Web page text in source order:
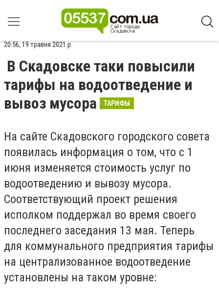
20:56, 19 травня 2021 р.
В Скадовске таки повысили
тарифы на водоотведение и
вывоз мусора
ТАРИФЫ
На сайте Скадовского городского совета
появилась информация о том, что с 1
июня изменяется стоимость услуг по
водоотведению и вывозу мусора.
Соответствующий проект решения
исполком поддержал во время своего
последнего заседания 13 мая. Теперь
для коммунального предприятия тарифы
на централизованное водоотведение
установлены на таком уровне: